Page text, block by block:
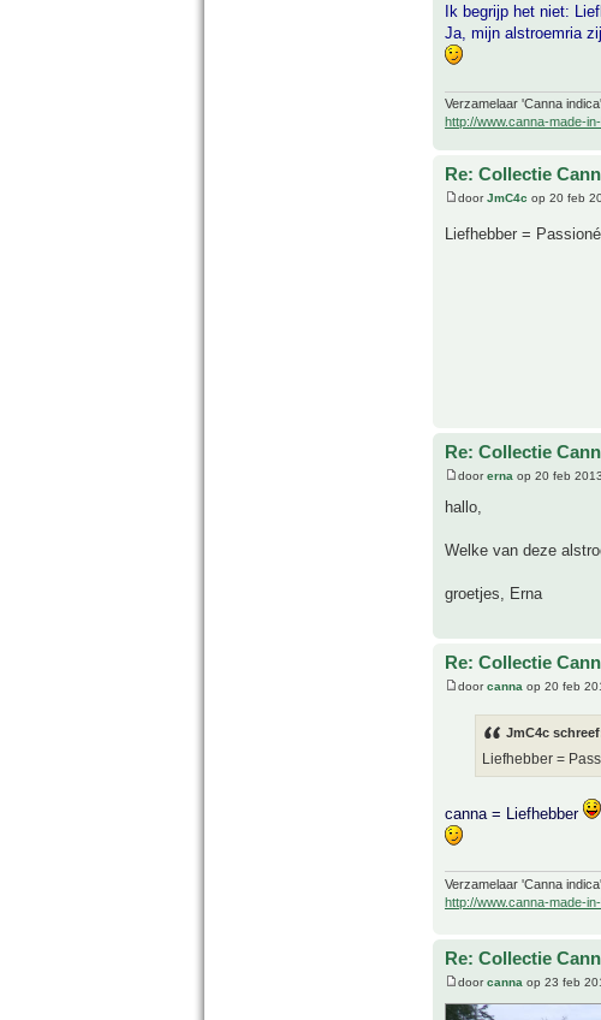
Ik begrijp het niet:
Ja, mijn alstroemria
Verzamelaar 'Canna indica'
http://www.canna-made-
Re: Collectie
doorJmC4c op 20 feb
Liefhebber =
Re: Collectie
doorerna op 20 feb
hallo,
Welke van deze
groetjes, Erna
Re: Collectie
doorcanna op 20 feb
JmC4c
Liefhebber =
canna = Liefhebber
Verzamelaar 'Canna indica'
http://www.canna-made-
Re: Collectie
doorcanna op 23 feb